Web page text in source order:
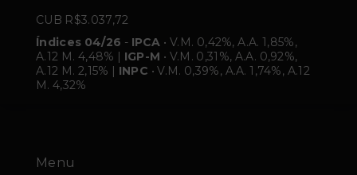
Menu
CUB R$3.037,72
Índices 04/26 - IPCA • V.M. 0,42%, A.A. 1,85%,
A.12 M. 4,48% | IGP-M • V.M. 0,31%, A.A. 0,92%,
A.12 M. 2,15% | INPC • V.M. 0,39%, A.A. 1,74%, A.12
M. 4,32%